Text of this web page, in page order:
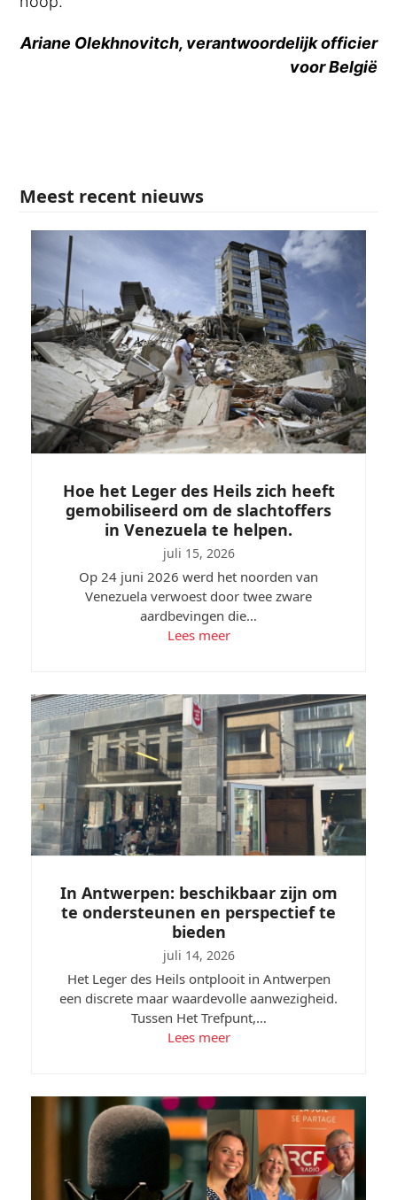
Ariane Olekhnovitch, verantwoordelijk officier
voor België
Meest recent nieuws
Hoe het Leger des Heils zich heeft
gemobiliseerd om de slachtoffers
in Venezuela te helpen.
juli 15, 2026
Op 24 juni 2026 werd het noorden van
Venezuela verwoest door twee zware
aardbevingen die…
Lees meer
In Antwerpen: beschikbaar zijn om
te ondersteunen en perspectief te
bieden
juli 14, 2026
Het Leger des Heils ontplooit in Antwerpen
een discrete maar waardevolle aanwezigheid.
Tussen Het Trefpunt,…
Lees meer